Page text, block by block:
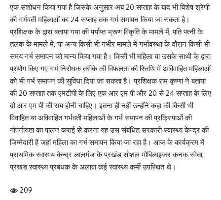
एक संशोधन किया गया है जिसके अनुसार अब 20 सप्ताह के बाद भी विशेष श्रेणी
की गर्भवती महिलाओं का 24 सप्ताह तक गर्भ समापन किया जा सकता है।
प्रशिक्षक के द्वारा बताया गया की पर्याप्त भ्रूण विकृति के मामले में, पति पत्नी के
तलक के मामले में, या अन्य किसी भी गंभीर मामले में गर्भावस्था के दौरान किसी भी
समय गर्भ समापन को मान्य किया गया है। किसी भी महिला या उसके साथी के द्वारा
प्रयोग किए गए गर्भ निरोधक तरीके की विफलता की स्तिथि में अविवाहित महिलाओं
को भी गर्भ समापन की सुविधा दिया जा सकता है। प्रशिक्षक राम कृष्णा ने बताया
की 20 सप्ताह तक एमटीपी के लिए एक आर एम पी और 20 से 24 सप्ताह के लिए
दो आर एम पी की राय होनी चाहिए। इतना ही नहीं उन्होंने कहा की किसी भी
विवाहित या अविवाहित गर्भवती महिलाओं के गर्भ समापन की प्रक्रियाओं की
गोपनीयता का पालन कराई से करना यह उस संबंधित सरकारी स्वास्थ्य केन्द्र की
जिम्मेदारी है जहां महिला का गर्भ समापन किया जा रहा है। आज के कार्यक्रम में
प्राथमिक स्वास्थ्य केन्द्र लालगंज के प्रखंड सोशल मोबिलाइजर कनक स्वेता,
प्रखंड स्वास्थ्य प्रबंधक के अलावा कई स्वास्थ्य कर्मी उपस्थित थे।
209